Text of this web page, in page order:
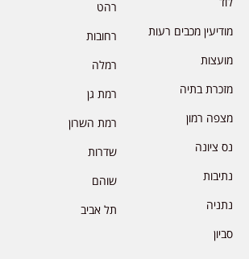
מודיעין מכבים רעות
מועצות
מזכרת בתיה
מצפה רמון
נס ציונה
נתיבות
נתניה
סביון
רהט
רחובות
רמלה
רמת גן
רמת השרון
שדרות
שוהם
תל אביב